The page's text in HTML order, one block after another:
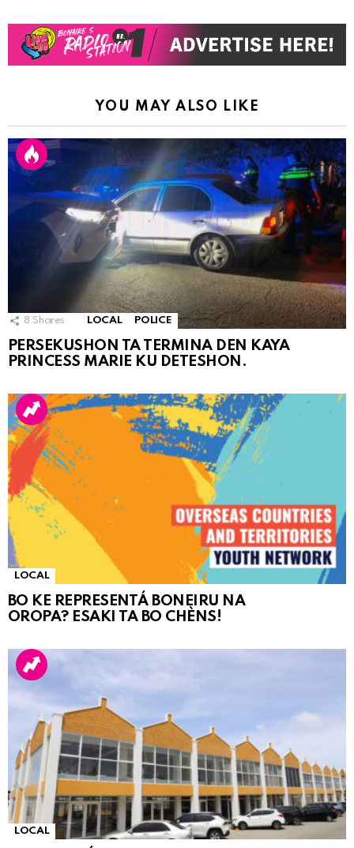
YOU MAY ALSO LIKE
8 Shares LOCAL POLICE
PERSEKUSHON TA TERMINA DEN KAYA
PRINCESS MARIE KU DETESHON.
LOCAL
BO KE REPRESENTÁ BONEIRU NA
OROPA? ESAKI TA BO CHÈNS!
LOCAL